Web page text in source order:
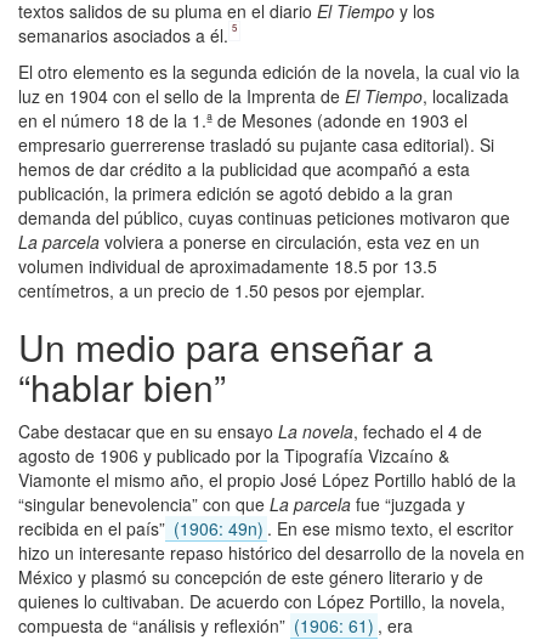
textos salidos de su pluma en el diario El Tiempo y los
semanarios asociados a él. 5
El otro elemento es la segunda edición de la novela, la cual vio la
luz en 1904 con el sello de la Imprenta de El Tiempo, localizada
en el número 18 de la 1.ª de Mesones (adonde en 1903 el
empresario guerrerense trasladó su pujante casa editorial). Si
hemos de dar crédito a la publicidad que acompañó a esta
publicación, la primera edición se agotó debido a la gran
demanda del público, cuyas continuas peticiones motivaron que
La parcela volviera a ponerse en circulación, esta vez en un
volumen individual de aproximadamente 18.5 por 13.5
centímetros, a un precio de 1.50 pesos por ejemplar.
Un medio para enseñar a
“hablar bien”
Cabe destacar que en su ensayo La novela, fechado el 4 de
agosto de 1906 y publicado por la Tipografía Vizcaíno &
Viamonte el mismo año, el propio José López Portillo habló de la
“singular benevolencia” con que La parcela fue “juzgada y
recibida en el país” (1906: 49n) . En ese mismo texto, el escritor
hizo un interesante repaso histórico del desarrollo de la novela en
México y plasmó su concepción de este género literario y de
quienes lo cultivaban. De acuerdo con López Portillo, la novela,
compuesta de “análisis y reflexión” (1906: 61) , era